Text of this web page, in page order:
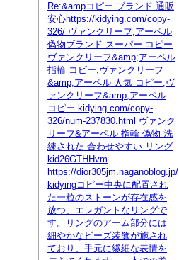
Re:&ampコピー ブランド 通販
安心https://kidying.com/copy-
326/ ヴァンクリーフ;アーペル
偽物ブランド スーパー コピー
ヴァンクリーフ&amp;アーペル
指輪 コピー,ヴァンクリーフ
&amp;アーペル 人気 コピー,ヴ
ァンクリーフ&amp;アーペル
コピー kidying.com/copy-
326/num-237830.html ヴァンク
リーフ&アーペル 指輪 偽物 洗
練された 合わせやすい リング
kid26GTHHvm
https://dior305jm.naganoblog.jp/
kidyingコピー中央に配置され
た一粒のストーンが存在感を
放つ、エレガントなリングで
す。リングのアーム部分には
細やかなビーズ装飾が施され
ており、手元に繊細な表情を